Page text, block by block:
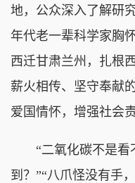
地，公众深入了解研
年代老一辈科学家胸
西迁甘肃兰州，扎根
薪火相传、坚守奉献
爱国情怀，增强社会
“二氧化碳不是看
到？”“八爪怪没有手